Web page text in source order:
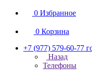
0 Избранное
0 Корзина
+7 (977) 579-60-77
Назад
Телефоны